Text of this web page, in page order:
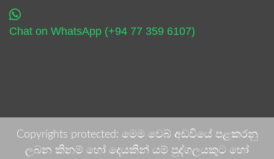
Chat on WhatsApp (+94 77 359 6107)
Copyrights protected: මෙම වෙබ් අඩවියේ පළකරනු
ලබන කිනම් හෝ දෙයකින් යම් පුද්ගලයකුට හෝ